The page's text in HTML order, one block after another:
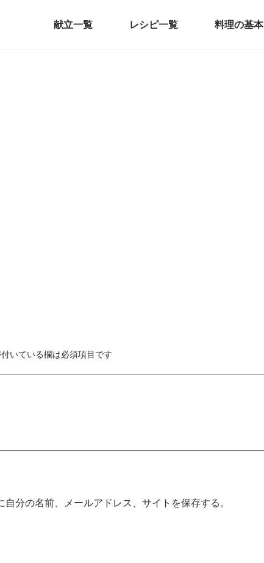
献立一覧 レシピ一覧 料理の基本
いている欄は必須項目です
分の名前、メールアドレス、サイトを保存する。